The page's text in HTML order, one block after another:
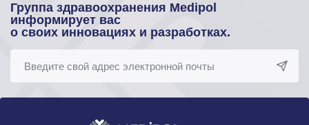
Группа здравоохранения Medipol
информирует вас
о своих инновациях и разработках.